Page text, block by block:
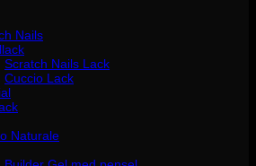
Nails
Scratch Nails Lack
Cuccio Lack
Naturale